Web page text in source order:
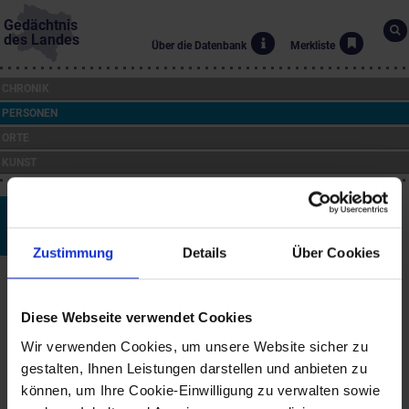
Zustimmung Details Über Cookies
Diese Webseite verwendet Cookies
Wir verwenden Cookies, um unsere Website sicher zu
gestalten, Ihnen Leistungen darstellen und anbieten zu
können, um Ihre Cookie-Einwilligung zu verwalten sowie
Gedächtnis
des Landes
Über die Datenbank Merkliste
PERSONEN
*28.6.1913 bis †12.8.2007
Biographie
Franz Antel ist aus der österreichischen Filmwelt nicht
wegzudenken. Das Spektrum seines Schaffens spannte sich von
österreichischen Klassikern über rührende Heimatfilme und
humorvolle Komödien bis zu international anerkannten Filmwerken
wie "Der Bockerer". Zu den Schauspielern, mit denen er arbeitete,
gehören Publikumslieblinge wie Hans Moser, Curd Jürgens, Paul